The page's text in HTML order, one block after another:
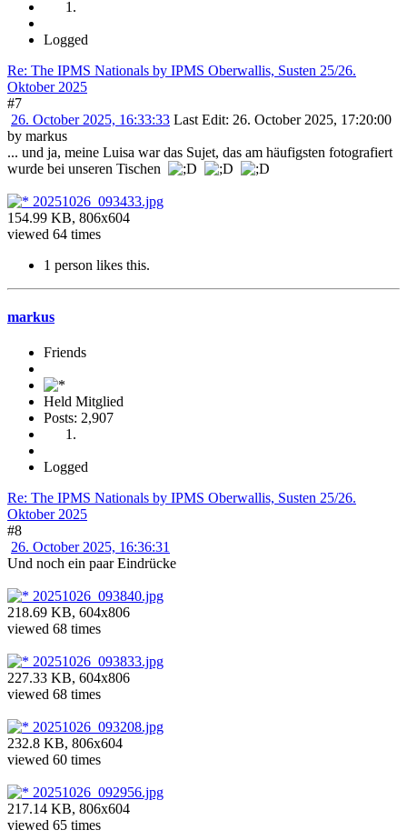
Logged
Re: The IPMS Nationals by IPMS Oberwallis, Susten 25/26.
Oktober 2025
#7
26. October 2025, 16:33:33 Last Edit: 26. October 2025, 17:20:00
by markus
... und ja, meine Luisa war das Sujet, das am häufigsten fotografiert
wurde bei unseren Tischen
20251026_093433.jpg
154.99 KB, 806x604
viewed 64 times
1 person likes this.
markus
Friends
Held Mitglied
Posts: 2,907
Logged
Re: The IPMS Nationals by IPMS Oberwallis, Susten 25/26.
Oktober 2025
#8
26. October 2025, 16:36:31
Und noch ein paar Eindrücke
20251026_093840.jpg
218.69 KB, 604x806
viewed 68 times
20251026_093833.jpg
227.33 KB, 604x806
viewed 68 times
20251026_093208.jpg
232.8 KB, 806x604
viewed 60 times
20251026_092956.jpg
217.14 KB, 806x604
viewed 65 times